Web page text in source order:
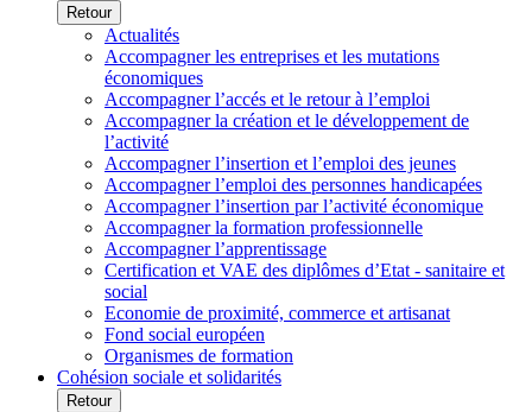
Retour
Actualités
Accompagner les entreprises et les mutations
économiques
Accompagner l’accés et le retour à l’emploi
Accompagner la création et le développement de
l’activité
Accompagner l’insertion et l’emploi des jeunes
Accompagner l’emploi des personnes handicapées
Accompagner l’insertion par l’activité économique
Accompagner la formation professionnelle
Accompagner l’apprentissage
Certification et VAE des diplômes d’Etat - sanitaire et
social
Economie de proximité, commerce et artisanat
Fond social européen
Organismes de formation
Cohésion sociale et solidarités
Retour